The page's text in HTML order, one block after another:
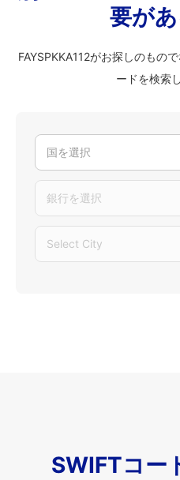
要が
FAYSPKKA112がお探しのもの
ードを検索
国を選択
銀行を選択
Select City
SWIFTコー